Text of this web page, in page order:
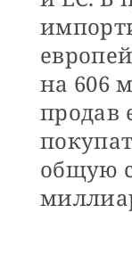
на 606
продав
общую